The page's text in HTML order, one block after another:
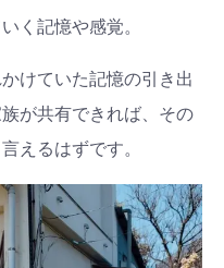
く記憶や感覚。
けていた記憶の引き出
が共有できれば、その
えるはずです。